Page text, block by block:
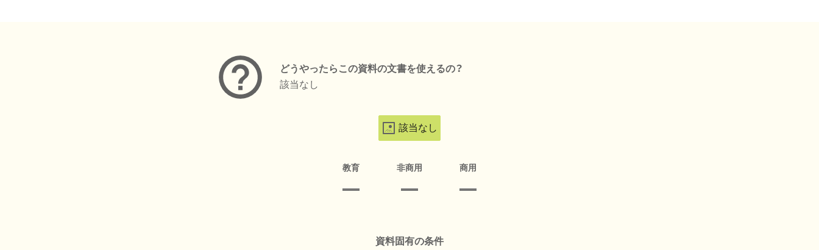
どうやったらこの資料の文書を使えるの？
該当なし
該当なし
教育 非商用 商用
資料固有の条件